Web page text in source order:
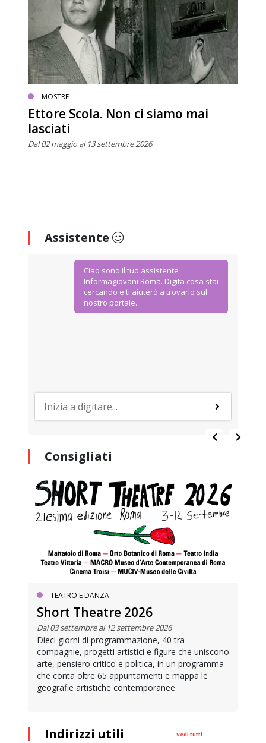
MOSTRE
Ettore Scola. Non ci siamo mai
lasciati
Dal 02 maggio al 13 settembre 2026
Assistente
Ciao sono il tuo assistente
Informagiovani Roma. Digita cosa stai
cercando e ti aiuterò a trovarlo sul
nostro portale.
Consigliati
TEATRO E DANZA
Short Theatre 2026
Dal 03 settembre al 12 settembre 2026
Dieci giorni di programmazione, 40 tra
compagnie, progetti artistici e figure che uniscono
arte, pensiero critico e politica, in un programma
che conta oltre 65 appuntamenti e mappa le
geografie artistiche contemporanee
Indirizzi utili Vedi tutti